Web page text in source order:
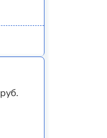
руб.